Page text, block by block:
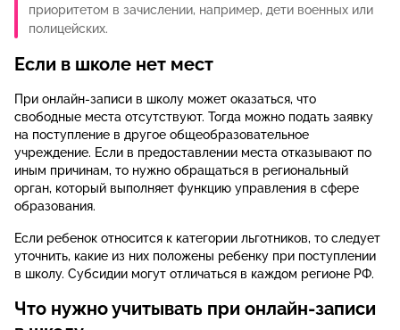
приоритетом в зачислении, например, дети военных или
полицейских.
Если в школе нет мест
При онлайн-записи в школу может оказаться, что
свободные места отсутствуют. Тогда можно подать заявку
на поступление в другое общеобразовательное
учреждение. Если в предоставлении места отказывают по
иным причинам, то нужно обращаться в региональный
орган, который выполняет функцию управления в сфере
образования.
Если ребенок относится к категории льготников, то следует
уточнить, какие из них положены ребенку при поступлении
в школу. Субсидии могут отличаться в каждом регионе РФ.
Что нужно учитывать при онлайн-записи